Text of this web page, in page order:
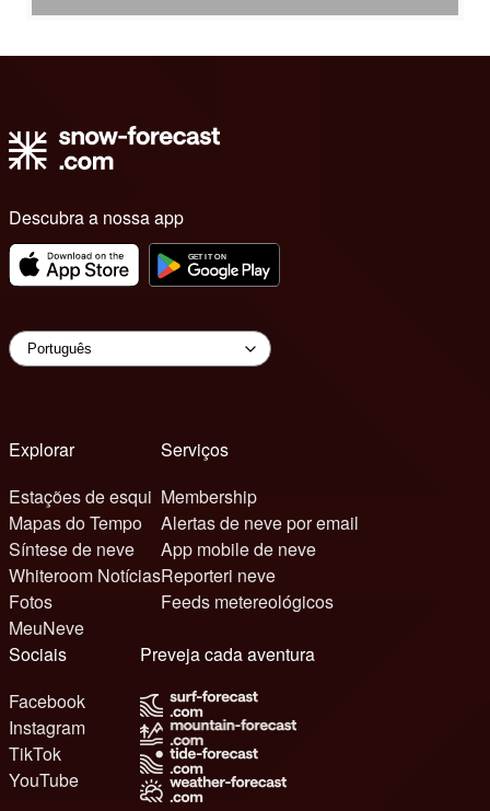
Descubra a nossa app
Explorar
Estações de esqui
Mapas do Tempo
Síntese de neve
Whiteroom Notícias
Fotos
MeuNeve
Serviços
Membership
Alertas de neve por email
App mobile de neve
Reporteri neve
Feeds metereológicos
Sociais
Facebook
Instagram
TikTok
YouTube
Preveja cada aventura